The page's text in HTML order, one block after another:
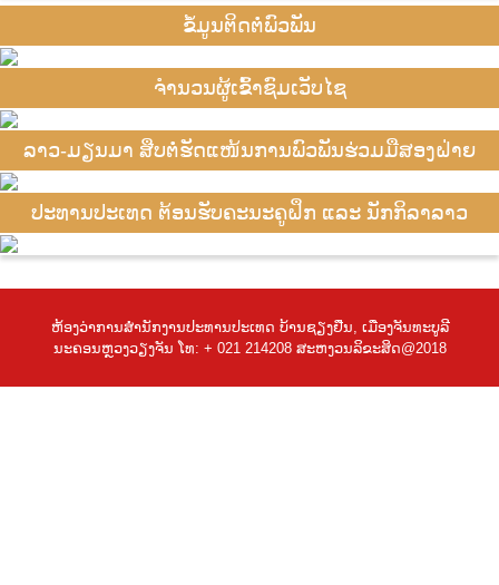
ຂໍ້ມູນຕິດຕໍ່ພົວພັນ
ຈຳນວນຜູ້ເຂົ້າຊົມເວັບໄຊ
ລາວ-ມຽນມາ ສືບຕໍ່ຮັດແໜ້ນການພົວພັນຮ່ວມມືສອງຝ່າຍ
ປະທານປະເທດ ຕ້ອນຮັບຄະນະຄູຝຶກ ແລະ ນັກກິລາລາວ
ຫ້ອງວ່າການສຳນັກງານປະທານປະເທດ ບ້ານຊຽງຢືນ, ເມືອງຈັນທະບູລີ
ນະຄອນຫຼວງວຽງຈັນ ໂທ: + 021 214208 ສະຫງວນລິຂະສິດ@2018